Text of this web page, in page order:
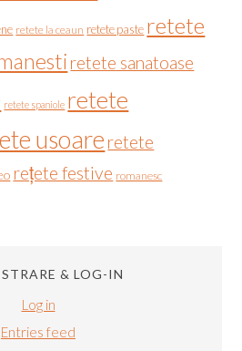
retete la ceaun retete paste retete
retete sanatoase
retete spaniole retete
usoare retete
rețete festive romanesc
& LOG-IN
Log in
Entries feed